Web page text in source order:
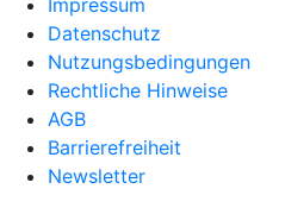
Impressum
Datenschutz
Nutzungsbedingungen
Rechtliche Hinweise
AGB
Barrierefreiheit
Newsletter